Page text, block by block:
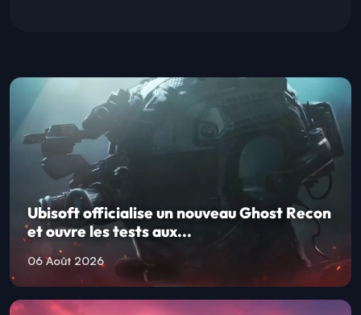
Ubisoft officialise un nouveau Ghost Recon
et ouvre les tests aux...
06 Août 2026